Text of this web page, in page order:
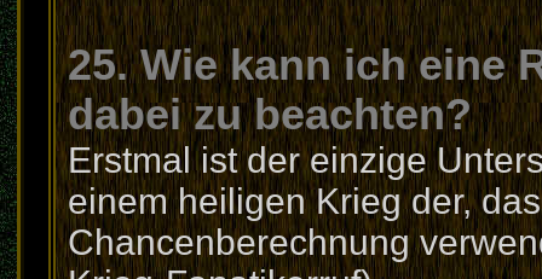
25. Wie kann ich eine
dabei zu beachten?
Erstmal ist der einzige
einem heiligen Krieg der,
Chancenberechnung